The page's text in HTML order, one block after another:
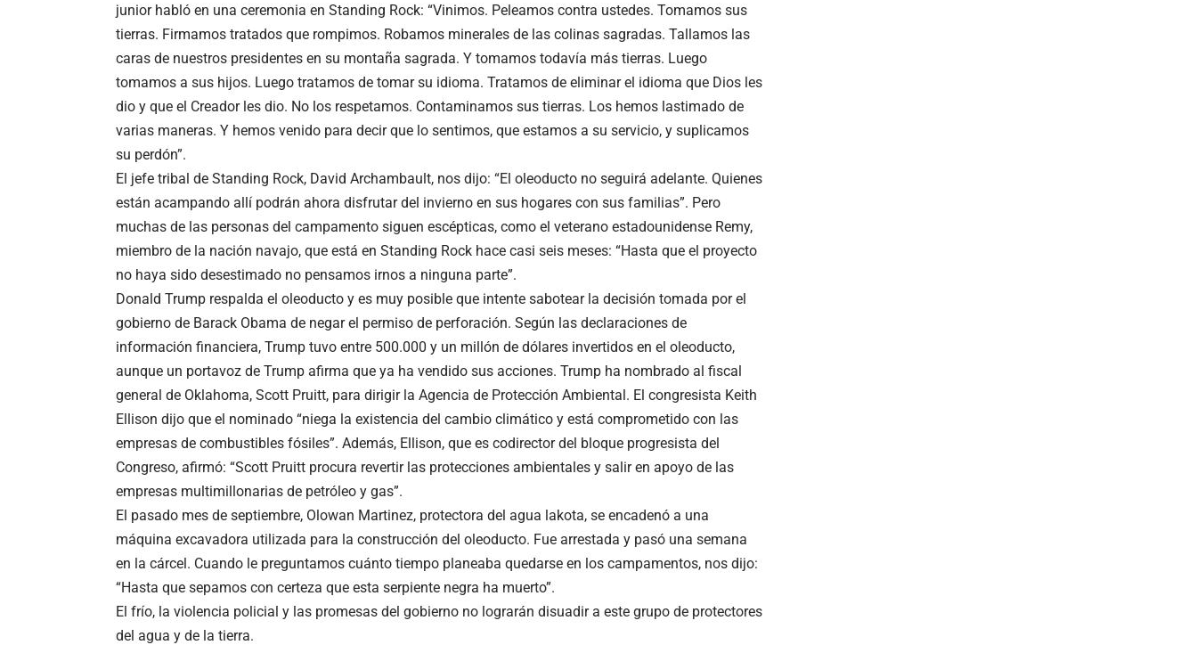
junior habló en una ceremonia en Standing Rock: “Vinimos. Peleamos contra ustedes. Tomamos sus
tierras. Firmamos tratados que rompimos. Robamos minerales de las colinas sagradas. Tallamos las
caras de nuestros presidentes en su montaña sagrada. Y tomamos todavía más tierras. Luego
tomamos a sus hijos. Luego tratamos de tomar su idioma. Tratamos de eliminar el idioma que Dios les
dio y que el Creador les dio. No los respetamos. Contaminamos sus tierras. Los hemos lastimado de
varias maneras. Y hemos venido para decir que lo sentimos, que estamos a su servicio, y suplicamos
su perdón”.
El jefe tribal de Standing Rock, David Archambault, nos dijo: “El oleoducto no seguirá adelante. Quienes
están acampando allí podrán ahora disfrutar del invierno en sus hogares con sus familias”. Pero
muchas de las personas del campamento siguen escépticas, como el veterano estadounidense Remy,
miembro de la nación navajo, que está en Standing Rock hace casi seis meses: “Hasta que el proyecto
no haya sido desestimado no pensamos irnos a ninguna parte”.
Donald Trump respalda el oleoducto y es muy posible que intente sabotear la decisión tomada por el
gobierno de Barack Obama de negar el permiso de perforación. Según las declaraciones de
información financiera, Trump tuvo entre 500.000 y un millón de dólares invertidos en el oleoducto,
aunque un portavoz de Trump afirma que ya ha vendido sus acciones. Trump ha nombrado al fiscal
general de Oklahoma, Scott Pruitt, para dirigir la Agencia de Protección Ambiental. El congresista Keith
Ellison dijo que el nominado “niega la existencia del cambio climático y está comprometido con las
empresas de combustibles fósiles”. Además, Ellison, que es codirector del bloque progresista del
Congreso, afirmó: “Scott Pruitt procura revertir las protecciones ambientales y salir en apoyo de las
empresas multimillonarias de petróleo y gas”.
El pasado mes de septiembre, Olowan Martinez, protectora del agua lakota, se encadenó a una
máquina excavadora utilizada para la construcción del oleoducto. Fue arrestada y pasó una semana
en la cárcel. Cuando le preguntamos cuánto tiempo planeaba quedarse en los campamentos, nos dijo:
“Hasta que sepamos con certeza que esta serpiente negra ha muerto”.
El frío, la violencia policial y las promesas del gobierno no lograrán disuadir a este grupo de protectores
del agua y de la tierra.